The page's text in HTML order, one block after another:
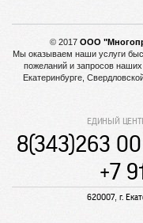
© 2017 ООО
Мы оказываем наши услуги
пожеланий и запросов
Екатеринбурге,
ЕДИНЫЙ
8(343)263
+7
620007, г.